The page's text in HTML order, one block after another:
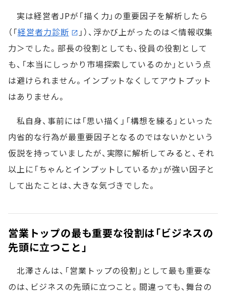
実は経営者JPが「描く力」の重要因子を解析したら
（「経営者力診断
」）、浮かび上がったのは＜情報収集
力＞でした。部長の役割としても、役員の役割として
も、「本当にしっかり市場探索しているのか」という点
は避けられません。インプットなくしてアウトプット
はありません。
私自身、事前には「思い描く」「構想を練る」といった
内省的な行為が最重要因子となるのではないかという
仮説を持っていましたが、実際に解析してみると、それ
以上に「ちゃんとインプットしているか」が強い因子と
して出たことは、大きな気づきでした。
営業トップの最も重要な役割は「ビジネスの
先頭に立つこと」
北澤さんは、「営業トップの役割」として最も重要な
のは、ビジネスの先頭に立つこと。間違っても、舞台の